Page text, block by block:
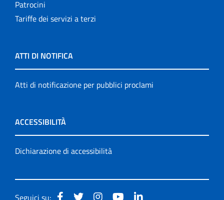
Patrocini
Tariffe dei servizi a terzi
ATTI DI NOTIFICA
Atti di notificazione per pubblici proclami
ACCESSIBILITÀ
Dichiarazione di accessibilità
Seguici su: